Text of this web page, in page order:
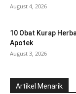
August 4, 2026
10 Obat Kurap
Apotek
August 3, 2026
Artikel Menarik